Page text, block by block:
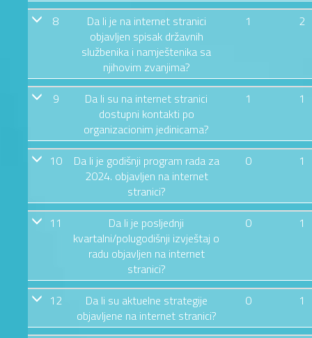
8
Da li je na internet stranici
objavljen spisak državnih
službenika i namještenika sa
njihovim zvanjima?
1 2
9
Da li su na internet stranici
dostupni kontakti po
organizacionim jedinicama?
1 1
10
Da li je godišnji program rada za
2024. objavljen na internet
stranici?
0 1
11
Da li je posljednji
kvartalni/polugodišnji izvještaj o
radu objavljen na internet
stranici?
0 1
12
Da li su aktuelne strategije
objavljene na internet stranici?
0 1